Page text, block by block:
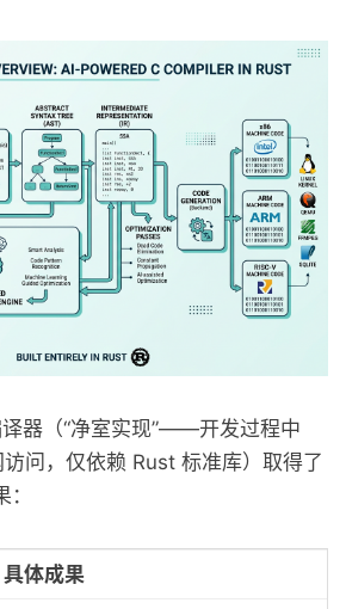
器（“净室实现”——开发过程中
问，仅依赖 Rust 标准库）取得了
具体成果